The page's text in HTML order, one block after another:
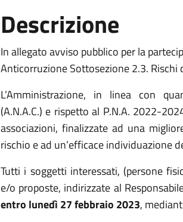
Descrizione
In allegato avviso pubblico per la
Anticorruzione Sottosezione 2.3.
L’Amministrazione, in linea con
(A.N.A.C.) e rispetto al P.N.A. 2022-
associazioni, finalizzate ad una
rischio e ad un’efficace individuazione
Tutti i soggetti interessati, (persone
e/o proposte, indirizzate al
entro lunedì 27 febbraio 2023,